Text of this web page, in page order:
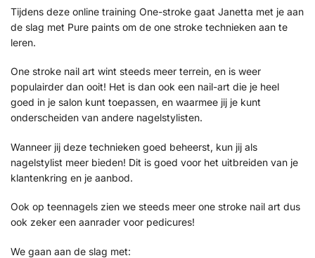
Tijdens deze online training One-stroke gaat Janetta met je aan
de slag met Pure paints om de one stroke technieken aan te
leren.
One stroke nail art wint steeds meer terrein, en is weer
populairder dan ooit! Het is dan ook een nail-art die je heel
goed in je salon kunt toepassen, en waarmee jij je kunt
onderscheiden van andere nagelstylisten.
Wanneer jij deze technieken goed beheerst, kun jij als
nagelstylist meer bieden! Dit is goed voor het uitbreiden van je
klantenkring en je aanbod.
Ook op teennagels zien we steeds meer one stroke nail art dus
ook zeker een aanrader voor pedicures!
We gaan aan de slag met: